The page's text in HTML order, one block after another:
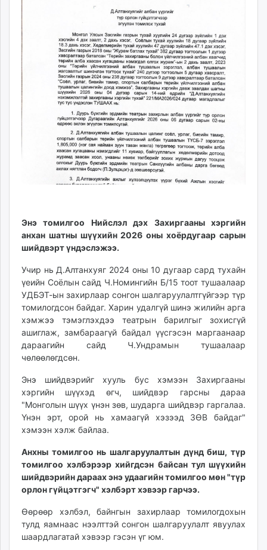
unuudur.mn
isee.mn
mglradio.com
fact.mn
itoim.mn
shuum.mn
times.mn
tvmongolia.mn
paparazzi.mn
unread.today
Энэ томилгоо Нийслэл дэх Захиргааны хэргийн
анхан шатны шүүхийн 2026 оны хоёрдугаар сарын
шийдвэрт үндэслэжээ.
Учир нь Д.Алтанхуяг 2024 оны 10 дугаар сард тухайн
үеийн Соёлын сайд Ч.Номингийн Б/15 тоот тушаалаар
УДБЭТ-ын захирлаар сонгон шалгаруулалтгүйгээр түр
томилогдсон байдаг. Харин удалгүй шинэ жилийн арга
хэмжээ тэмэглэхдээ театрын барилгыг зохисгүй
ашиглаж, замбараагүй байдал үүсгэсэн маргаанаар
дараагийн сайд Ч.Ундрамын тушаалаар
чөлөөлөгдсөн.
Энэ шийдвэрийг хууль бус хэмээн Захиргааны
хэргийн шүүхэд өгч, шийдвэр гарсны дараа
"Монголын шүүх үнэн зөв, шударга шийдвэр гаргалаа.
Үнэн эрт, орой нь хамаагүй хэзээд ЗӨВ байдаг"
хэмээн хэлж байлаа.
Анхны томилгоо нь шалгаруулалтын дүнд биш, түр
томилгоо хэлбэрээр хийгдсэн байсан тул шүүхийн
шийдвэрийн дараах энэ удаагийн томилгоо мөн "түр
орлон гүйцэтгэгч" хэлбэрт хэвээр гарчээ.
Өөрөөр хэлбэл, байнгын захирлаар томилогдохын
тулд яамнаас нээлттэй сонгон шалгаруулалт явуулах
шаардлагатай хэвээр гэсэн үг юм.